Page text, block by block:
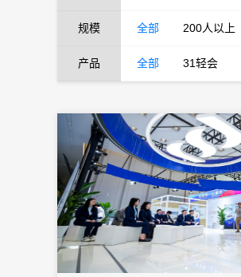
规模 全部 200人以上
产品 全部 31轻会